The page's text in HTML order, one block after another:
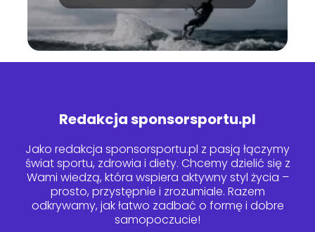
Redakcja sponsorsportu.pl
Jako redakcja sponsorsportu.pl z pasją łączymy
świat sportu, zdrowia i diety. Chcemy dzielić się z
Wami wiedzą, która wspiera aktywny styl życia –
prosto, przystępnie i zrozumiale. Razem
odkrywamy, jak łatwo zadbać o formę i dobre
samopoczucie!